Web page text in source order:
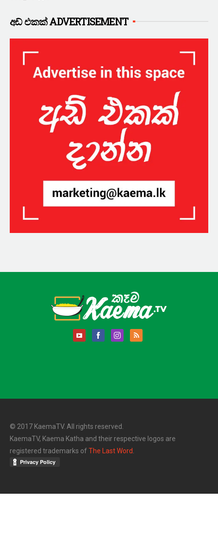
අඩ් එකක් ADVERTISEMENT
© 2017 KaemaTV. All rights reserved.
KaemaTV, Kaema Katha and their respective logos are
registered trademarks of The Last Word